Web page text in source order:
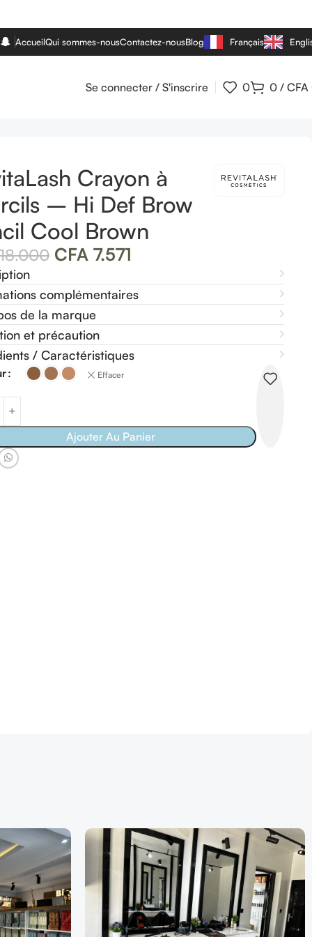
AccueilQui sommes-nousContactez-nousBlog Français
Se connecter / S'inscrire 0 0 / CFA
Crayon à
– Hi Def Brow
Cool Brown
CFA 7.571
complémentaires
de la marque
et précaution
/ Caractéristiques
Effacer
Ajouter Au Panier